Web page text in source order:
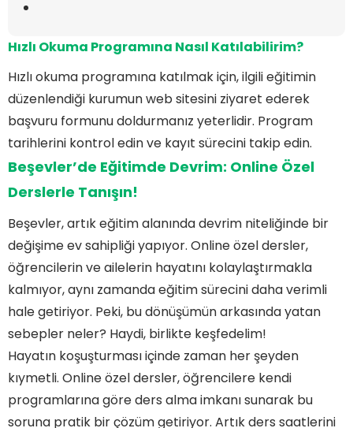
Hızlı Okuma Programına Nasıl Katılabilirim?
Hızlı okuma programına katılmak için, ilgili eğitimin
düzenlendiği kurumun web sitesini ziyaret ederek
başvuru formunu doldurmanız yeterlidir. Program
tarihlerini kontrol edin ve kayıt sürecini takip edin.
Beşevler’de Eğitimde Devrim: Online Özel
Derslerle Tanışın!
Beşevler, artık eğitim alanında devrim niteliğinde bir
değişime ev sahipliği yapıyor. Online özel dersler,
öğrencilerin ve ailelerin hayatını kolaylaştırmakla
kalmıyor, aynı zamanda eğitim sürecini daha verimli
hale getiriyor. Peki, bu dönüşümün arkasında yatan
sebepler neler? Haydi, birlikte keşfedelim!
Hayatın koşuşturması içinde zaman her şeyden
kıymetli. Online özel dersler, öğrencilere kendi
programlarına göre ders alma imkanı sunarak bu
soruna pratik bir çözüm getiriyor. Artık ders saatlerini